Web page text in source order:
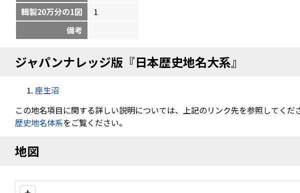
輯製20万分の1図
1
備考
ジャパンナレッジ版『日本歴史地名大系』
座生沼
この地名項目に関する詳しい説明については、上記のリンク先を参照してく
歴史地名体系をご覧ください。
地図